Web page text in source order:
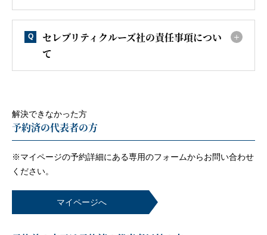
Q
セレブリティクルーズ社の責任事項につい
て
解決できなかった方
予約済の代表者の方
※マイページの予約詳細にある専用のフォームからお問い合わせ
ください。
マイページへ